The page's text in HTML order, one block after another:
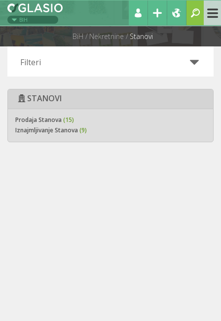
BIH
BiH Nekretnine Stanovi
Filteri
STANOVI
Prodaja Stanova (15)
Iznajmljivanje Stanova (9)